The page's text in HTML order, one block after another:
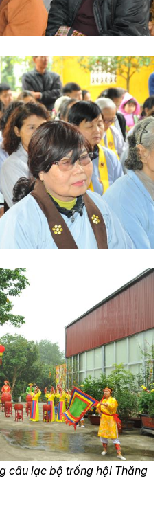
câu lạc bộ trống hội Thăng